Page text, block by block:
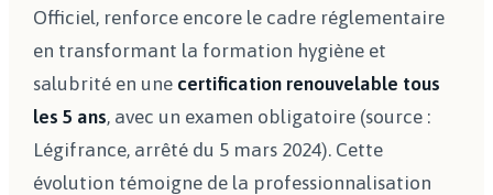
Officiel, renforce encore le cadre réglementaire
en transformant la formation hygiène et
salubrité en une certification renouvelable tous
les 5 ans, avec un examen obligatoire (source :
Légifrance, arrêté du 5 mars 2024). Cette
évolution témoigne de la professionnalisation